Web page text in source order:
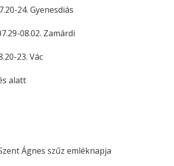
Gyenesdiás
08.02. Zamárdi
23. Vác
alatt
szűz emléknapja